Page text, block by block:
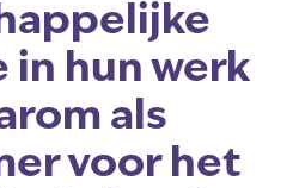
in hun werk
als
voor het